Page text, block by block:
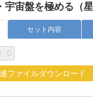
宇宙盤を極める（星
セット内容
0
ファイルダウンロード